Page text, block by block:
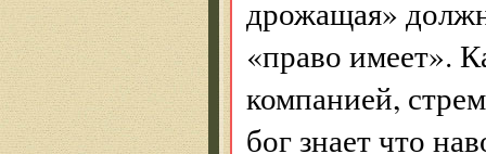
дрожащая»
«право имеет».
компанией,
бог знает что